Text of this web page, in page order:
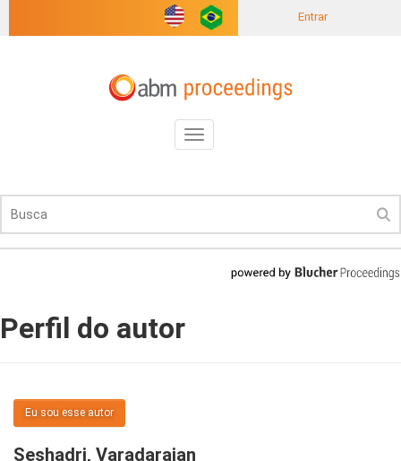
Entrar
Toggle
navigation
Perfil do autor
Eu sou esse autor
Seshadri, Varadarajan